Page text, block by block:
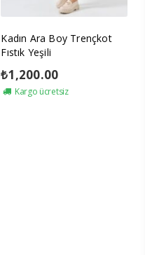
Kadın Ara Boy Trençkot
Fıstık Yeşili
₺1,200.00
Kargo ücretsiz